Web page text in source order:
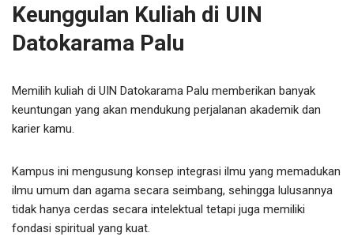
Keunggulan Kuliah di UIN
Datokarama Palu
Memilih kuliah di UIN Datokarama Palu memberikan banyak
keuntungan yang akan mendukung perjalanan akademik dan
karier kamu.
Kampus ini mengusung konsep integrasi ilmu yang memadukan
ilmu umum dan agama secara seimbang, sehingga lulusannya
tidak hanya cerdas secara intelektual tetapi juga memiliki
fondasi spiritual yang kuat.